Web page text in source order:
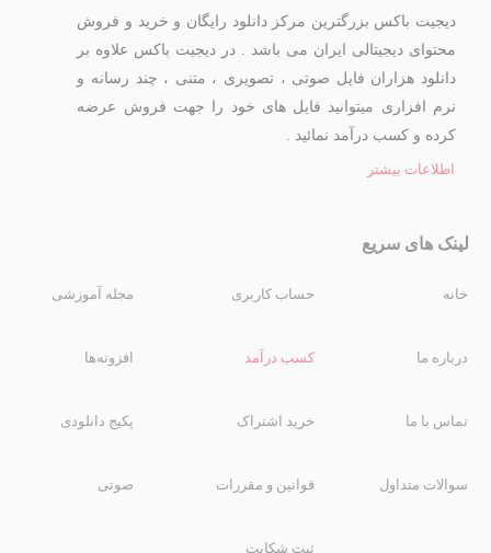
دیجیت باکس بزرگترین مرکز دانلود رایگان و خرید و فروش
محتوای دیجیتالی ایران می باشد . در دیجیت باکس علاوه بر
دانلود هزاران فایل صوتی ، تصویری ، متنی ، چند رسانه و
نرم افزاری میتوانید فایل های خود را جهت فروش عرضه
کرده و کسب درآمد نمائید .
اطلاعات بیشتر
لینک های سریع
خانه
درباره ما
تماس با ما
سوالات متداول
حساب کاربری
کسب درآمد
خرید اشتراک
قوانین و مقررات
ثبت شکایت
مجله آموزشی
افزونه‌ها
پکیج دانلودی
صوتی